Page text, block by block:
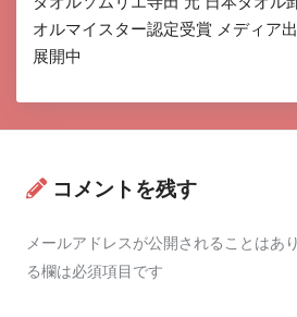
オルマイスター認定受賞 メディア
展開中
コメントを残す
メールアドレスが公開されることはあ
る欄は必須項目です